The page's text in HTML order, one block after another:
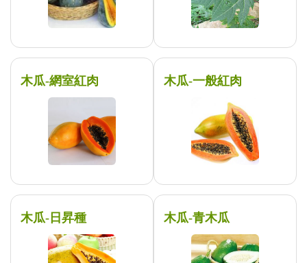
木瓜-網室紅肉 木瓜-一般紅肉
木瓜-日昇種 木瓜-青木瓜